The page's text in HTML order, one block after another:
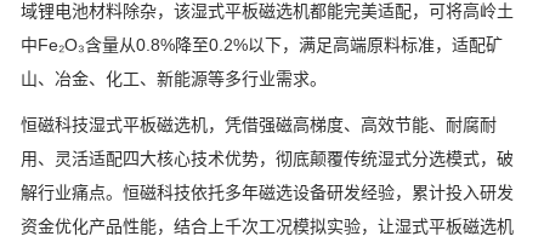
域锂电池材料除杂，该湿式平板磁选机都能完美适配，可将高岭土
中Fe₂O₃含量从0.8%降至0.2%以下，满足高端原料标准，适配矿
山、冶金、化工、新能源等多行业需求。
恒磁科技湿式平板磁选机，凭借强磁高梯度、高效节能、耐腐耐
用、灵活适配四大核心技术优势，彻底颠覆传统湿式分选模式，破
解行业痛点。恒磁科技依托多年磁选设备研发经验，累计投入研发
资金优化产品性能，结合上千次工况模拟实验，让湿式平板磁选机